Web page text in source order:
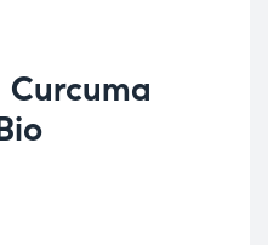
Curcuma